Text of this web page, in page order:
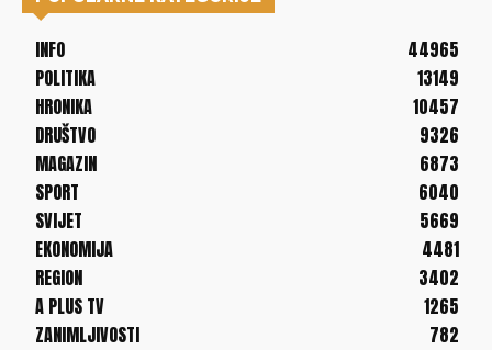
INFO
44965
POLITIKA
13149
HRONIKA
10457
DRUŠTVO
9326
MAGAZIN
6873
SPORT
6040
SVIJET
5669
EKONOMIJA
4481
REGION
3402
A PLUS TV
1265
ZANIMLJIVOSTI
782